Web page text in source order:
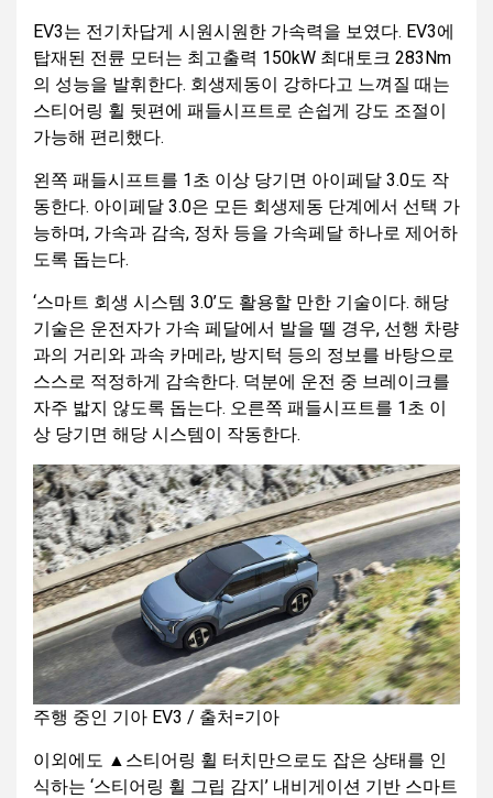
EV3는 전기차답게 시원시원한 가속력을 보였다. EV3에
탑재된 전륜 모터는 최고출력 150kW 최대토크 283Nm
의 성능을 발휘한다. 회생제동이 강하다고 느껴질 때는
스티어링 휠 뒷편에 패들시프트로 손쉽게 강도 조절이
가능해 편리했다.
왼쪽 패들시프트를 1초 이상 당기면 아이페달 3.0도 작
동한다. 아이페달 3.0은 모든 회생제동 단계에서 선택 가
능하며, 가속과 감속, 정차 등을 가속페달 하나로 제어하
도록 돕는다.
‘스마트 회생 시스템 3.0’도 활용할 만한 기술이다. 해당
기술은 운전자가 가속 페달에서 발을 뗄 경우, 선행 차량
과의 거리와 과속 카메라, 방지턱 등의 정보를 바탕으로
스스로 적정하게 감속한다. 덕분에 운전 중 브레이크를
자주 밟지 않도록 돕는다. 오른쪽 패들시프트를 1초 이
상 당기면 해당 시스템이 작동한다.
주행 중인 기아 EV3 / 출처=기아
이외에도 ▲스티어링 휠 터치만으로도 잡은 상태를 인
식하는 ‘스티어링 휠 그립 감지’ 내비게이션 기반 스마트